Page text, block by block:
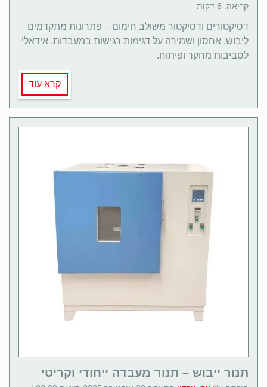
קריאה: 6 דקות
דסיקטורים ודסיקטור משולב חימום – פתרונות מתקדמים
ליבוש, אחסון ושמירה על דגימות רגישות במעבדות. אידאלי
לסביבות מחקר ופיתוח.
קרא עוד
תנור ייבוש – תנור מעבדה ייחודי וקריטי